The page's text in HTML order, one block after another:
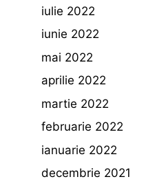
iulie 2022
iunie 2022
mai 2022
aprilie 2022
martie 2022
februarie 2022
ianuarie 2022
decembrie 2021